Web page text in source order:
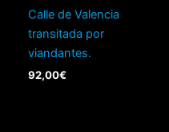
Calle de Valencia
transitada por
viandantes.
92,00€